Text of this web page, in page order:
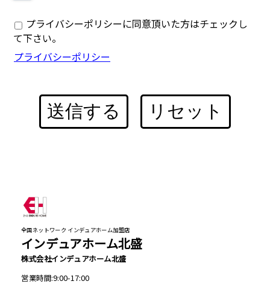
プライバシーポリシーに同意頂いた方はチェックし
て下さい。
プライバシーポリシー
送信する リセット
全国ネットワーク インデュアホーム加盟店
インデュアホーム北盛
株式会社インデュアホーム北盛
営業時間:9:00-17:00